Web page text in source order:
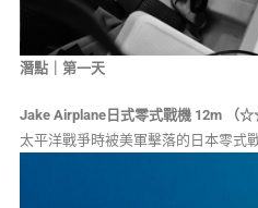
潛點｜第一天
Jake Airplane日式零式戰機 12m （
太平洋戰爭時被美軍擊落的日本零式